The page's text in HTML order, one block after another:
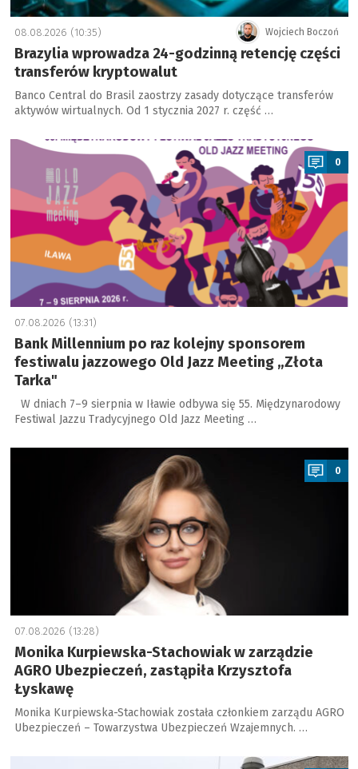
Wojciech Boczoń
08.08.2026 (10:35)
Brazylia wprowadza 24-godzinną retencję części
transferów kryptowalut
Banco Central do Brasil zaostrzy zasady dotyczące transferów
aktywów wirtualnych. Od 1 stycznia 2027 r. część …
a
0
07.08.2026 (13:31)
Bank Millennium po raz kolejny sponsorem
festiwalu jazzowego Old Jazz Meeting „Złota
Tarka"
W dniach 7–9 sierpnia w Iławie odbywa się 55. Międzynarodowy
Festiwal Jazzu Tradycyjnego Old Jazz Meeting …
a
0
07.08.2026 (13:28)
Monika Kurpiewska-Stachowiak w zarządzie
AGRO Ubezpieczeń, zastąpiła Krzysztofa
Łyskawę
Monika Kurpiewska-Stachowiak została członkiem zarządu AGRO
Ubezpieczeń – Towarzystwa Ubezpieczeń Wzajemnych. …